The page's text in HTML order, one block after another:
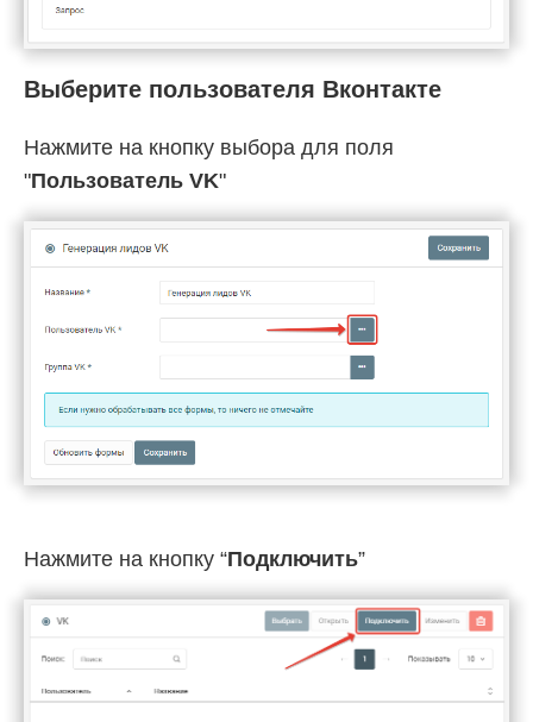
Выберите пользователя Вконтакте
Нажмите на кнопку выбора для поля
"Пользователь VK"
Нажмите на кнопку “Подключить”